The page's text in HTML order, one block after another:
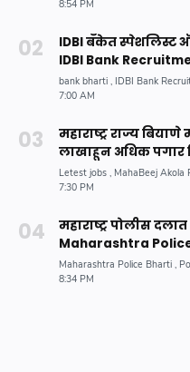
IDBI बँकेत स्पेशलिस्ट
IDBI Bank
महाराष्ट्र राज्य
लाखाहून अधिक
Recruitment 2023
महाराष्ट्र पोलीस
Maharashtra